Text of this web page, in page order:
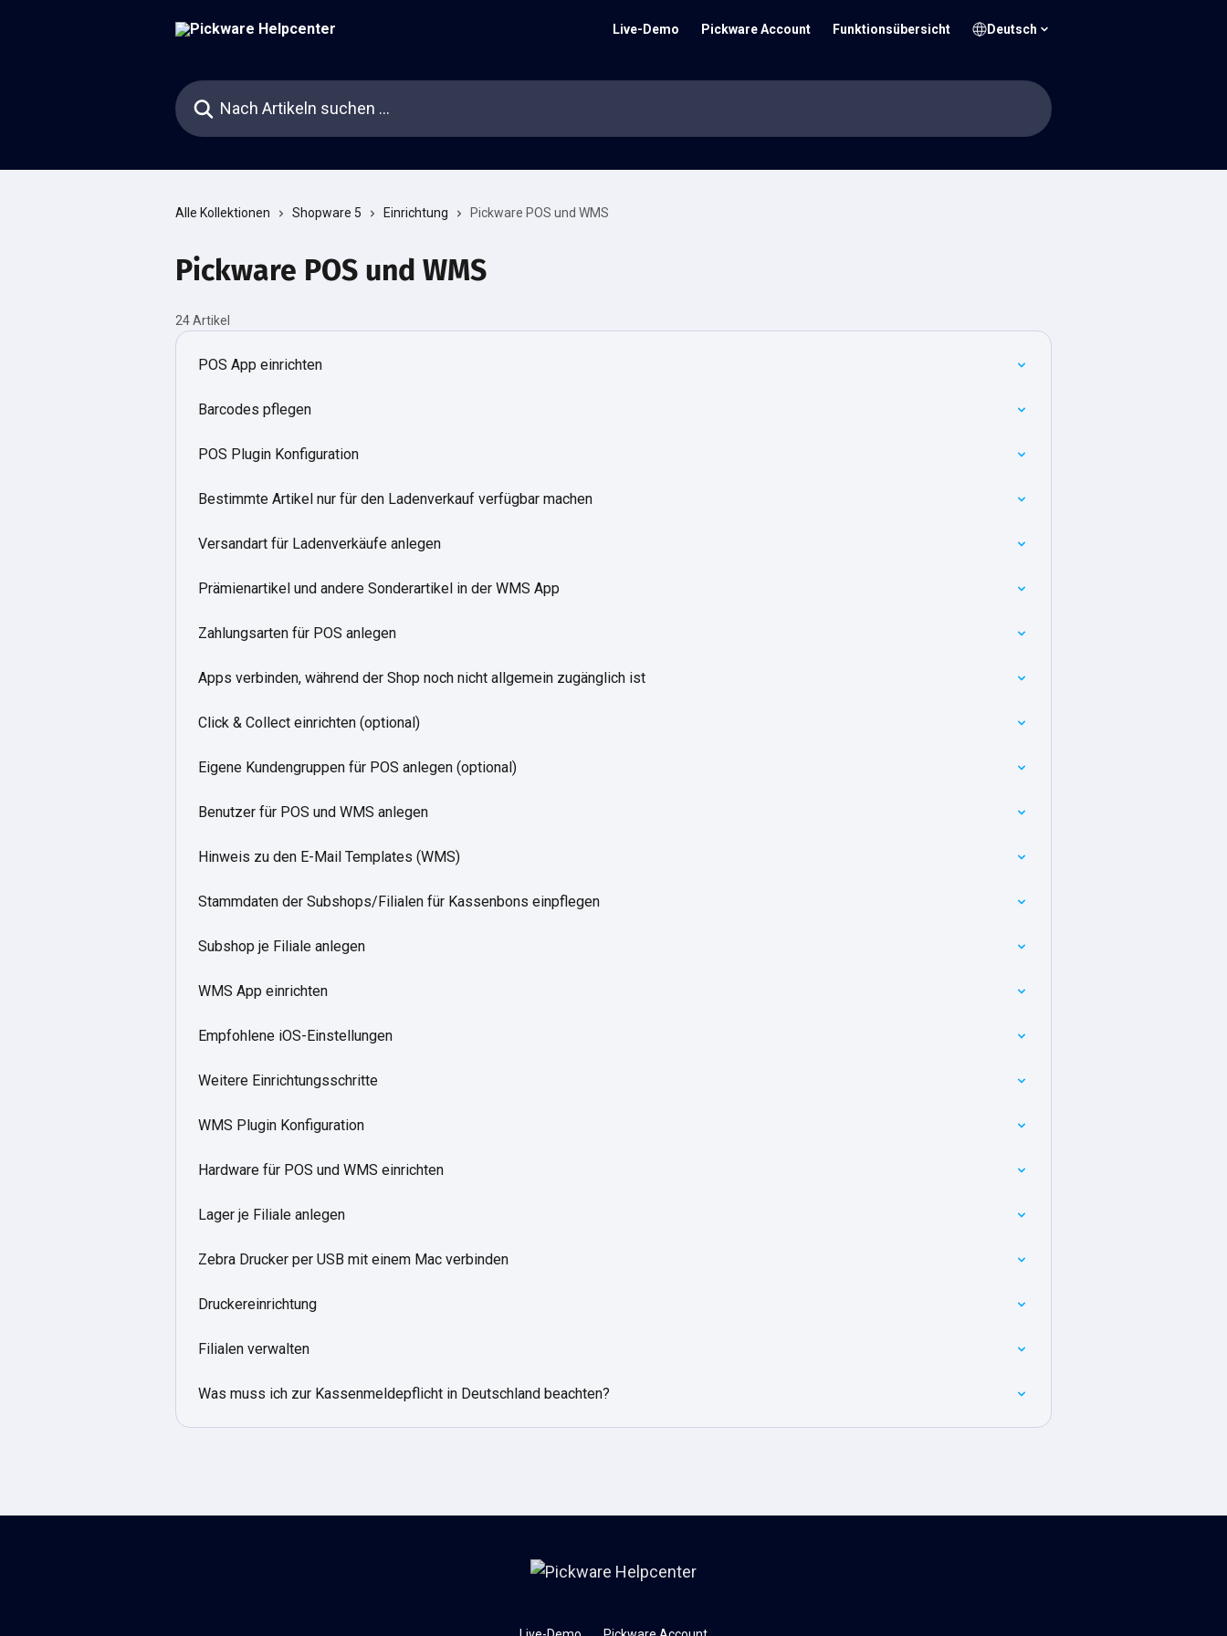
Live-Demo Pickware Account Funktionsübersicht Deutsch
Nach Artikeln suchen …
Alle Kollektionen Shopware 5 Einrichtung Pickware POS und WMS
Pickware POS und WMS
24 Artikel
POS App einrichten
Barcodes pflegen
POS Plugin Konfiguration
Bestimmte Artikel nur für den Ladenverkauf verfügbar machen
Versandart für Ladenverkäufe anlegen
Prämienartikel und andere Sonderartikel in der WMS App
Zahlungsarten für POS anlegen
Apps verbinden, während der Shop noch nicht allgemein zugänglich ist
Click & Collect einrichten (optional)
Eigene Kundengruppen für POS anlegen (optional)
Benutzer für POS und WMS anlegen
Hinweis zu den E-Mail Templates (WMS)
Stammdaten der Subshops/Filialen für Kassenbons einpflegen
Subshop je Filiale anlegen
WMS App einrichten
Empfohlene iOS-Einstellungen
Weitere Einrichtungsschritte
WMS Plugin Konfiguration
Hardware für POS und WMS einrichten
Lager je Filiale anlegen
Zebra Drucker per USB mit einem Mac verbinden
Druckereinrichtung
Filialen verwalten
Was muss ich zur Kassenmeldepflicht in Deutschland beachten?